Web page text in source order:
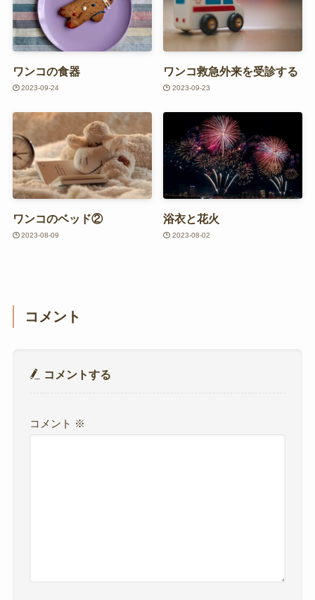
ワンコの食器
2023-09-24
ワンコ救急外来を受診する
2023-09-23
ワンコのベッド②
2023-08-09
浴衣と花火
2023-08-02
コメント
コメントする
コメント ※